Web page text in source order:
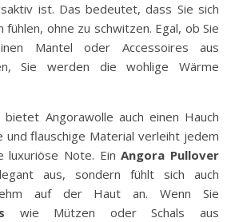
ist. Das bedeutet, dass Sie sich
fühlen, ohne zu schwitzen. Egal, ob Sie
Mantel oder Accessoires aus
Sie werden die wohlige Wärme
Angorawolle auch einen Hauch
und flauschige Material verleiht jedem
luxuriöse Note. EinAngora Pullover
aus, sondern fühlt sich auch
auf der Haut an. Wenn Sie
wie Mützen oder Schals aus